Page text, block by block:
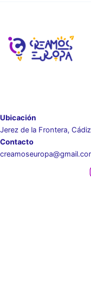
Ubicación
Jerez de la Frontera, Cádiz
Contacto